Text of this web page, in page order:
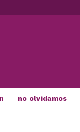
no olvidamos